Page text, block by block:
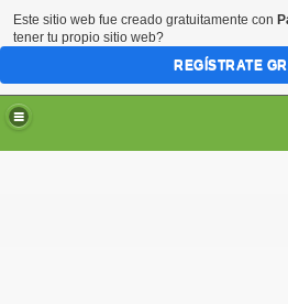
Este sitio web fue creado gratuitamente con
tener tu propio sitio web?
REGÍSTRATE